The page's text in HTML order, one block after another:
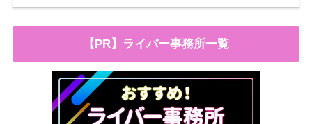
【PR】ライバー事務所一覧